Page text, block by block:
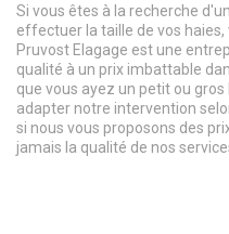
Si vous êtes à la recherche
effectuer la taille de vos
Pruvost Elagage est une
qualité à un prix imbattable
que vous ayez un petit ou
adapter notre intervention
si nous vous proposons des
jamais la qualité de nos